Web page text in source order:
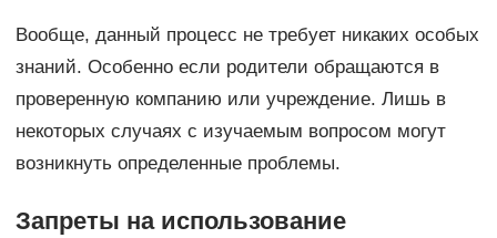
Вообще, данный процесс не требует никаких особых
знаний. Особенно если родители обращаются в
проверенную компанию или учреждение. Лишь в
некоторых случаях с изучаемым вопросом могут
возникнуть определенные проблемы.
Запреты на использование